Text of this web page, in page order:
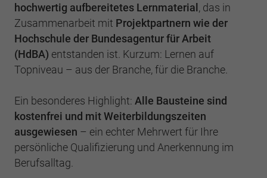
hochwertig aufbereitetes Lernmaterial, das in
Zusammenarbeit mit Projektpartnern wie der
Hochschule der Bundesagentur für Arbeit
(HdBA) entstanden ist. Kurzum: Lernen auf
Topniveau – aus der Branche, für die Branche.
Ein besonderes Highlight: Alle Bausteine sind
kostenfrei und mit Weiterbildungszeiten
ausgewiesen – ein echter Mehrwert für Ihre
persönliche Qualifizierung und Anerkennung im
Berufsalltag.
Zweck
wird, um statistische Daten dazu, wie der
Besucher die Website nutzt, zu generieren.